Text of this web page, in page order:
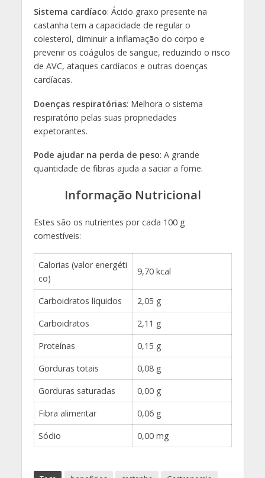
Sistema cardíaco: Ácido graxo presente na
castanha tem a capacidade de regular o
colesterol, diminuir a inflamação do corpo e
prevenir os coágulos de sangue, reduzindo o risco
de AVC, ataques cardíacos e outras doenças
cardíacas.
Doenças respiratórias: Melhora o sistema
respiratório pelas suas propriedades
expetorantes.
Pode ajudar na perda de peso: A grande
quantidade de fibras ajuda a saciar a fome.
Informação Nutricional
Estes são os nutrientes por cada 100 g
comestíveis:
Calorias (valor energéti
co)
9,70 kcal
Carboidratos líquidos
2,05 g
Carboidratos
2,11 g
Proteínas
0,15 g
Gorduras totais
0,08 g
Gorduras saturadas
0,00 g
Fibra alimentar
0,06 g
Sódio
0,00 mg